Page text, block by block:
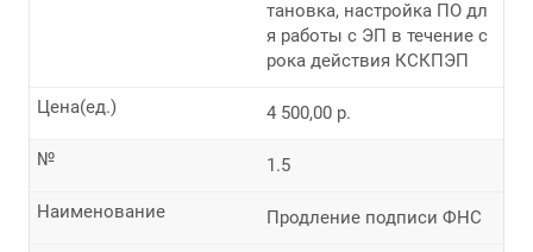
тановка, настройка ПО дл
я работы с ЭП в течение с
рока действия КСКПЭП
4 500,00 р.
Цена(ед.)
1.5
№
Продление подписи ФНС
Наименование